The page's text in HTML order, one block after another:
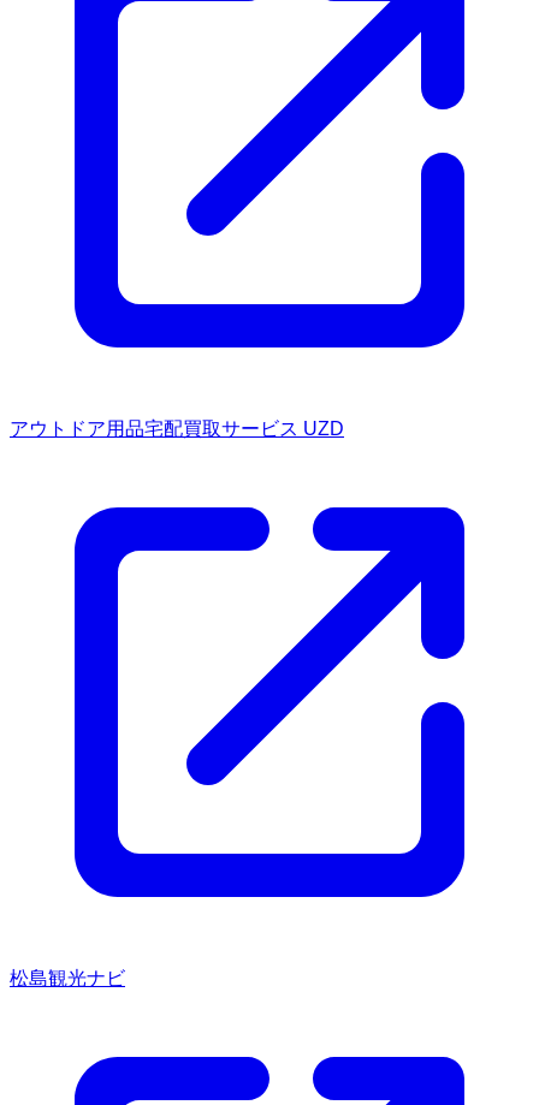
アウトドア用品宅配買取サービス UZD
松島観光ナビ